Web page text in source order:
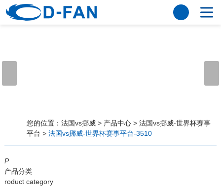
法国vs挪威
应用案例
工程案例
解决方案
新闻资讯
法国vs挪威
行业资讯
常见问题
您的位置： 法国vs挪威> 产品中心> 法国vs挪威-世界杯赛事
平台 > 法国vs挪威-世界杯赛事平台-3510
P
产品分类
roduct category